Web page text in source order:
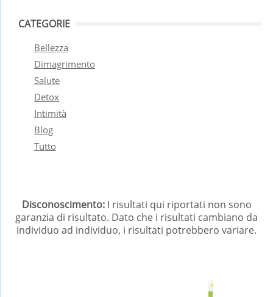
CATEGORIE
Bellezza
Dimagrimento
Salute
Detox
Intimità
Blog
Tutto
Disconoscimento:I risultati qui riportati non sono
garanzia di risultato. Dato che i risultati cambiano da
individuo ad individuo, i risultati potrebbero variare.